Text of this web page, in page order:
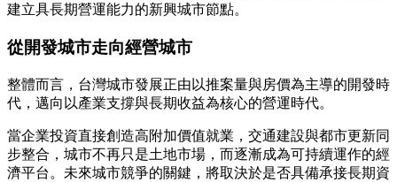
建立具長期營運能力的新興城市節點。
從開發城市走向經營城市
整體而言，台灣城市發展正由以推案量與房價為主導的開發時
代，邁向以產業支撐與長期收益為核心的營運時代。
當企業投資直接創造高附加價值就業，交通建設與都市更新同
步整合，城市不再只是土地市場，而逐漸成為可持續運作的經
濟平台。未來城市競爭的關鍵，將取決於是否具備承接長期資